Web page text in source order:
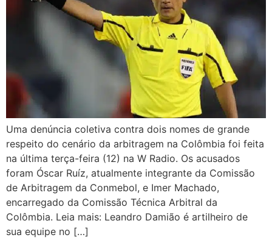
Uma denúncia coletiva contra dois nomes de grande
respeito do cenário da arbitragem na Colômbia foi feita
na última terça-feira (12) na W Radio. Os acusados
foram Óscar Ruíz, atualmente integrante da Comissão
de Arbitragem da Conmebol, e Imer Machado,
encarregado da Comissão Técnica Arbitral da
Colômbia. Leia mais: Leandro Damião é artilheiro de
sua equipe no […]